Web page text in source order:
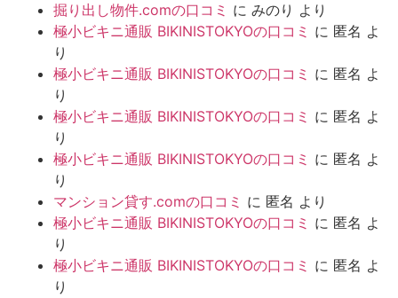
掘り出し物件.comの口コミ に みのり より
極小ビキニ通販 BIKINISTOKYOの口コミ に 匿名 よ
り
極小ビキニ通販 BIKINISTOKYOの口コミ に 匿名 よ
り
極小ビキニ通販 BIKINISTOKYOの口コミ に 匿名 よ
り
極小ビキニ通販 BIKINISTOKYOの口コミ に 匿名 よ
り
マンション貸す.comの口コミ に 匿名 より
極小ビキニ通販 BIKINISTOKYOの口コミ に 匿名 よ
り
極小ビキニ通販 BIKINISTOKYOの口コミ に 匿名 よ
り